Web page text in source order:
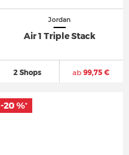
Jordan
Air 1 Triple Stack
2 Shops ab 99,75 €
-20 %*